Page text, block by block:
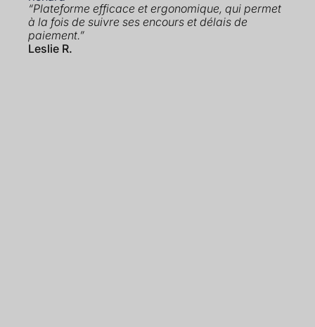
“Plateforme efficace et ergonomique, qui permet
à la fois de suivre ses encours et délais de
paiement.”
Leslie R.